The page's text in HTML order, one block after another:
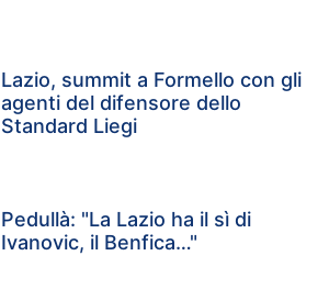
Lazio, summit a Formello con gli
agenti del difensore dello
Standard Liegi
Pedullà: "La Lazio ha il sì di
Ivanovic, il Benfica…"